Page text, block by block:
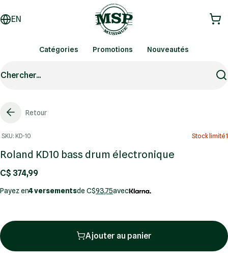
EN
Catégories Promotions Nouveautés
Chercher...
Retour
SKU: KD-10 Stock limité1
Roland KD10 bass drum électronique
C$ 374,99
Payez en4 versementsde C$93,75avec
Ajouter au panier